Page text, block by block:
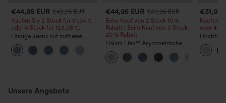
€44,95 EUR €49,95 EUR
Kaufen Sie 2 Stück für 61,54 €
oder 4 Stück für 123,08 €.
Lässige Jeans mit mittlerer
Bundhöhe, Kordelzug und
Taschen
€44,95 EUR €49,95 EUR
Beim Kauf von 2 Stück 10 %
Rabatt | Beim Kauf von 3 Stück
20 % Rabatt
Halara Flex™ Asymmetrische
Low-Rise-Jeans mit
Reißverschlusstaschen, Baggy-
Stil, weitem Bein, gewaschen,
€31,95
Kaufen
oder 4
Bein,
Unsere Angebote